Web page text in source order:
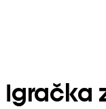
Igračka